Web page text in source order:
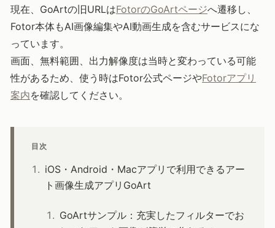
現在、GoArtの旧URLはFotorのGoArtページへ遷移し、
Fotor本体もAI画像編集やAI動画生成を含むサービスにな
っています。
画面、無料範囲、出力解像度は当時と変わっている可能
性があるため、使う時はFotor公式ページやFotorアプリ
案内を確認してください。
目次
iOS・Android・Macアプリで利用できるアー
ト画像生成アプリGoArt
GoArtサンプル：充実したフィルターでお